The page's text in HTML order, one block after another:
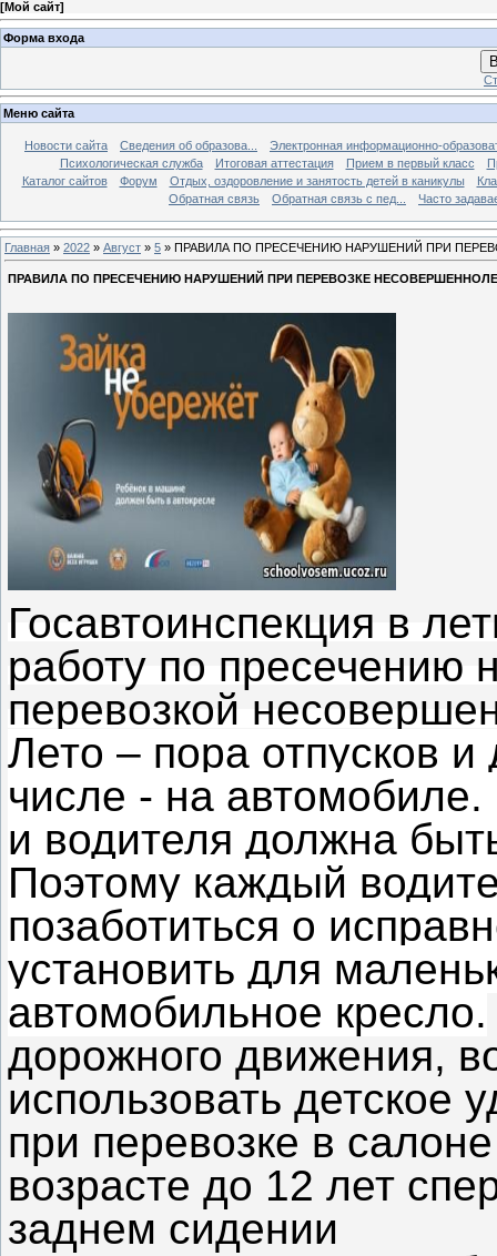
[Мой сайт]
Форма входа
Меню сайта
Новости сайта Сведения об образова...
Электронная информационно-
Психологическая служба
Итоговая аттестация Прием в первый класс
Каталог сайтов
Форум Отдых, оздоровление и занятость детей в каникулы
Обратная связь
Обратная связь с пед... Часто
Главная » 2022 » Август » 5 » ПРАВИЛА ПО ПРЕСЕЧЕНИЮ НАРУШЕНИЙ ПРИ
ПРАВИЛА ПО ПРЕСЕЧЕНИЮ НАРУШЕНИЙ ПРИ ПЕРЕВОЗКЕ
Госавтоинспекция в
работу по пресечению
перевозкой
Лето – пора отпусков
числе - на
и водителя должна
Поэтому каждый
позаботиться о
установить для
автомобильное кресло.
дорожного движения,
использовать детское
при перевозке в
возрасте до 12 лет
заднем сидении